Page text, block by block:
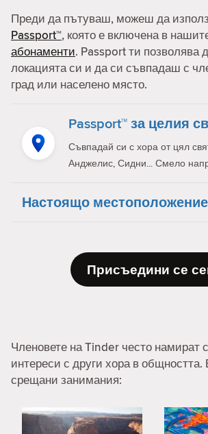
Преди да пътуваш, можеш да
Passport™, която е включена в
абонаменти. Passport ти позволява
локацията си и да си съвпадаш с
град или населено място.
Passport™ за целия
Съвпадай си с хора от цял
Анджелис, Сидни... Смело
Настоящо местоположение
Присъедини се
Членовете на Tinder често намират
интереси с други хора в общността.
срещани занимания: